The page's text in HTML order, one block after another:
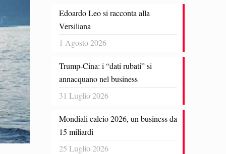
Edoardo Leo si racconta alla
Versiliana
1 Agosto 2026
Trump-Cina: i “dati rubati” si
annacquano nel business
31 Luglio 2026
Mondiali calcio 2026, un business da
15 miliardi
25 Luglio 2026